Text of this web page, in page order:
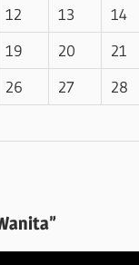
12 13 14
19 20 21
26 27 28